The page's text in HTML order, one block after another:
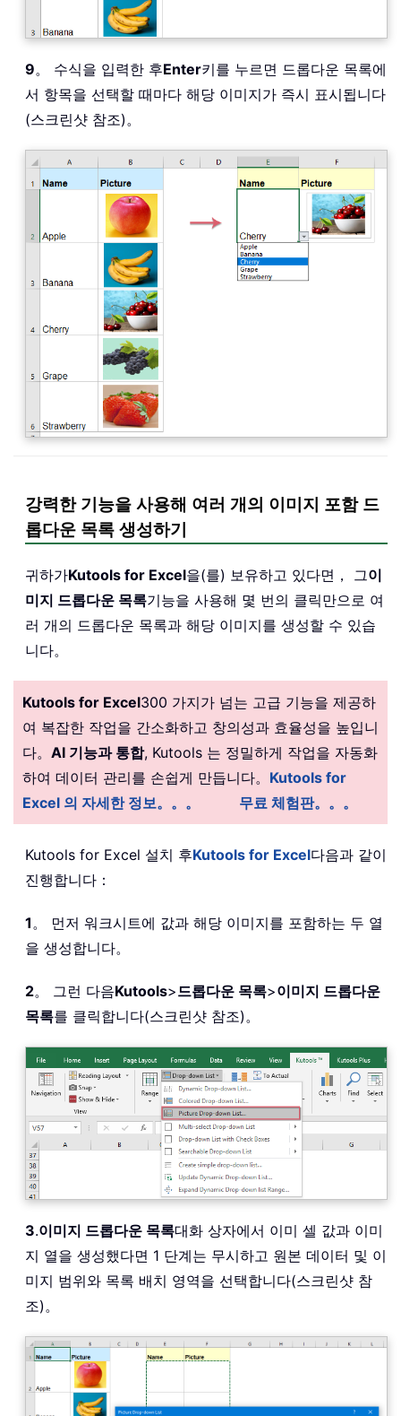
9。 수식을 입력한 후Enter키를 누르면 드롭다운 목록에
서 항목을 선택할 때마다 해당 이미지가 즉시 표시됩니다
(스크린샷 참조)。
강력한 기능을 사용해 여러 개의 이미지 포함 드
롭다운 목록 생성하기
귀하가Kutools for Excel을(를) 보유하고 있다면， 그이
미지 드롭다운 목록기능을 사용해 몇 번의 클릭만으로 여
러 개의 드롭다운 목록과 해당 이미지를 생성할 수 있습
니다。
Kutools for Excel300 가지가 넘는 고급 기능을 제공하
여 복잡한 작업을 간소화하고 창의성과 효율성을 높입니
다。 AI 기능과 통합, Kutools 는 정밀하게 작업을 자동화
하여 데이터 관리를 손쉽게 만듭니다。 Kutools for
Excel 의 자세한 정보。。。
무료 체험판。。。
Kutools for Excel 설치 후Kutools for Excel다음과 같이
진행합니다：
1 。 먼저 워크시트에 값과 해당 이미지를 포함하는 두 열
을 생성합니다。
2。 그런 다음Kutools>드롭다운 목록>이미지 드롭다운
목록를 클릭합니다(스크린샷 참조)。
3.이미지 드롭다운 목록대화 상자에서 이미 셀 값과 이미
지 열을 생성했다면 1 단계는 무시하고 원본 데이터 및 이
미지 범위와 목록 배치 영역을 선택합니다(스크린샷 참
조)。